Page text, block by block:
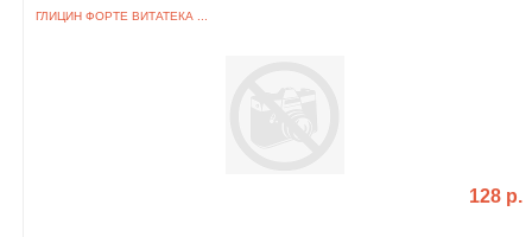
ГЛИЦИН ФОРТЕ ВИТАТЕКА ...
128 р.